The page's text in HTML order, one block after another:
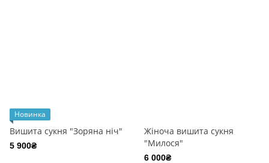
Новинка
Вишита сукня "Зоряна ніч"
5 900₴
Жіноча вишита сукня
"Милося"
6 000₴